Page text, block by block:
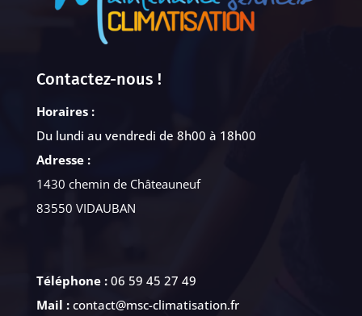
Contactez-nous !
Horaires :
Du lundi au vendredi de 8h00 à 18h00
Adresse :
1430 chemin de Châteauneuf
83550 VIDAUBAN
Téléphone : 06 59 45 27 49
Mail :contact@msc-climatisation.fr